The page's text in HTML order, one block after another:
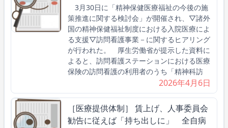
3月30日に「精神保健医療福祉の今後の施
策推進に関する検討会」が開催され、▽諸外
国の精神保健福祉制度における入院医療によ
る支援▽訪問看護事業－に関するヒアリング
が行われた。 厚生労働省が提示した資料に
よると、訪問看護ステーションにおける医療
保険の訪問看護の利用者のうち「精神科訪
2026年4月6日
［医療提供体制］ 賃上げ、人事委員会
勧告に従えば「持ち出しに」 全自病